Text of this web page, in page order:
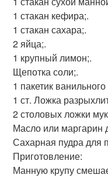
1 стакан кефира;.
1 стакан сахара;.
2 яйца;.
1 крупный лимон;.
Щепотка соли;.
1 пакетик
1 ст. Ложка
2 столовых ложки
Масло или маргарин
Сахарная пудра для
Приготовление:
Манную крупу